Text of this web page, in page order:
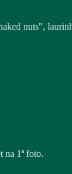
nuts",
na 1ª foto.